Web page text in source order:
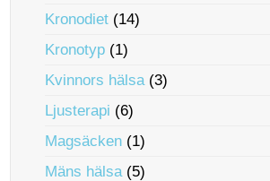
Kronodiet (14)
Kronotyp (1)
Kvinnors hälsa(3)
Ljusterapi (6)
Magsäcken (1)
Mäns hälsa(5)